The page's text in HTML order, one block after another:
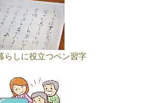
らしに役立つペン習字